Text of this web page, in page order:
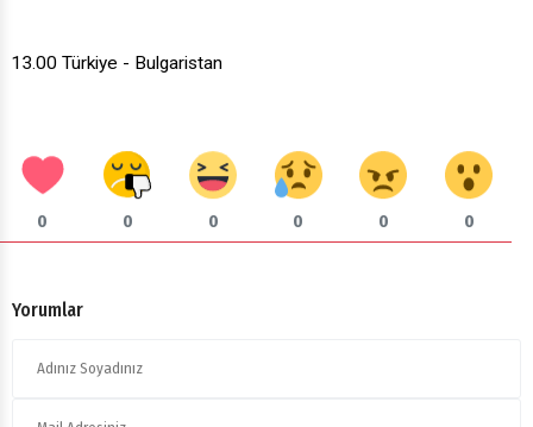
13.00 Türkiye - Bulgaristan
0 0 0 0 0 0
Yorumlar